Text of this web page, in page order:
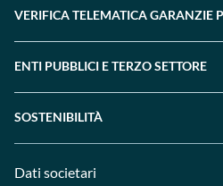
VERIFICA TELEMATICA GARANZIE
ENTI PUBBLICI E TERZO SETTORE
SOSTENIBILITÀ
Dati societari